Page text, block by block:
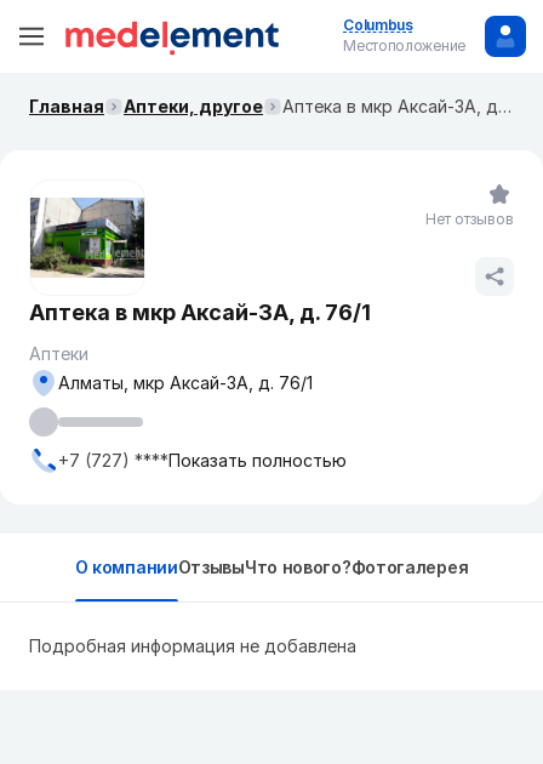
Columbus
Местоположение
Главная Аптеки, другое Аптека в мкр Аксай-3А, д. 76/1
Аптека в мкр Аксай-3А, д. 76/1
Аптеки
Алматы, мкр Аксай-3А, д. 76/1
+7 (727) ****Показать полностью
Нет отзывов
О компанииОтзывыЧто нового?Фотогалерея
Подробная информация не добавлена